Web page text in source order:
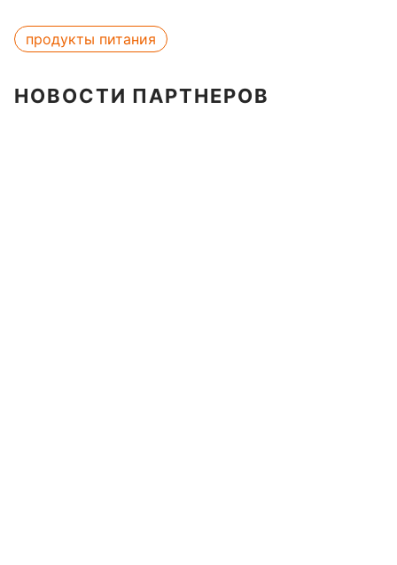
продукты питания
НОВОСТИ ПАРТНЕРОВ